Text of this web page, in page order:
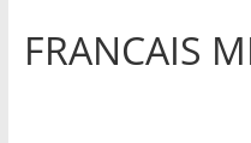
FRANCAIS